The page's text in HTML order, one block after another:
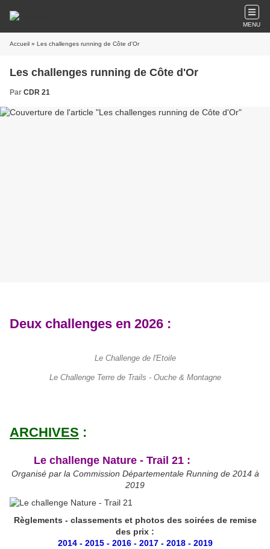
MENU
Accueil » Les challenges running de Côte d'Or
Les challenges running de Côte d'Or
Par CDR 21
Deux challenges en 2026 :
Le Challenge de l'Etoile
Le Challenge Terre de Trails - Ouche & Montagne
ARCHIVES :
Le challenge Nature - Trail 21 :
Organisé par la Commission Départementale Running de 2014 à
2019
Règlements - classements et photos des soirées de remise
des prix :
2014- 2015- 2016- 2017- 2018- 2019